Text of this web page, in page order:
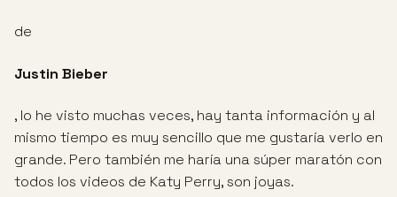
de
Justin Bieber
, lo he visto muchas veces, hay tanta información y al
mismo tiempo es muy sencillo que me gustaría verlo en
grande. Pero también me haría una súper maratón con
todos los videos de Katy Perry, son joyas.